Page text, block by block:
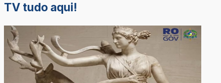
TV tudo aqui!